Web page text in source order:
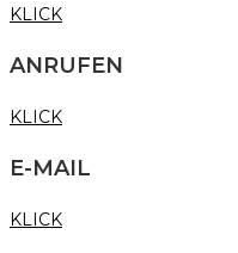
KLICK
ANRUFEN
KLICK
E-MAIL
KLICK